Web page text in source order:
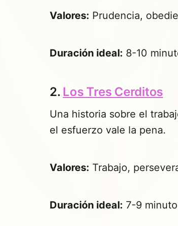
Valores: Prudencia,
Duración ideal: 8-10
2. Los Tres Cerditos
Una historia sobre el
el esfuerzo vale la pena.
Valores: Trabajo,
Duración ideal: 7-9